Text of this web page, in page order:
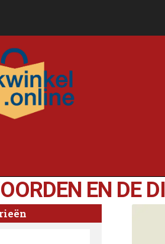
EN DE